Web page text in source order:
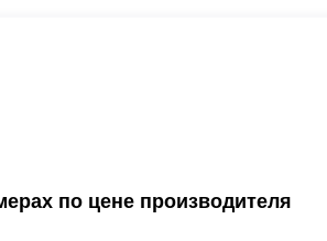
по цене производителя